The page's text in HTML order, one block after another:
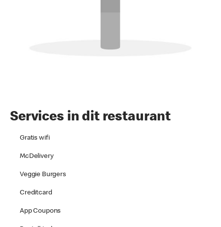
Services in dit restaurant
Gratis wifi
McDelivery
Veggie Burgers
Creditcard
App Coupons